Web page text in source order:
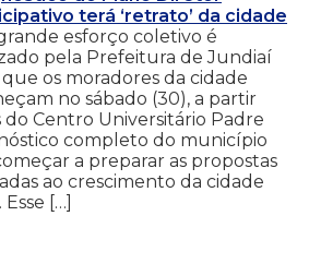
terá ‘retrato’ da cidade
esforço coletivo é
pela Prefeitura de Jundiaí
que os moradores da cidade
no sábado (30), a partir
do Centro Universitário Padre
completo do município
a preparar as propostas
ao crescimento da cidade
[…]